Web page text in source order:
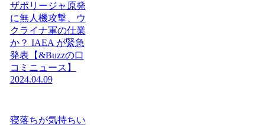
ザポリージャ原発
に無人機攻撃、ウ
クライナ軍の仕業
か？ IAEA が緊急
発表【&Buzzの口
コミニュース】
2024.04.09
寝落ちが気持ちい